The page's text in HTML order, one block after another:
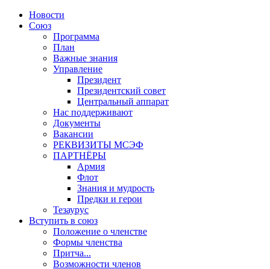
Новости
Союз
Программа
План
Важные знания
Управление
Президент
Президентский совет
Центральный аппарат
Нас поддерживают
Документы
Вакансии
РЕКВИЗИТЫ МСЭФ
ПАРТНЁРЫ
Армия
Флот
Знания и мудрость
Предки и герои
Тезаурус
Вступить в союз
Положение о членстве
Формы членства
Притча...
Возможности членов